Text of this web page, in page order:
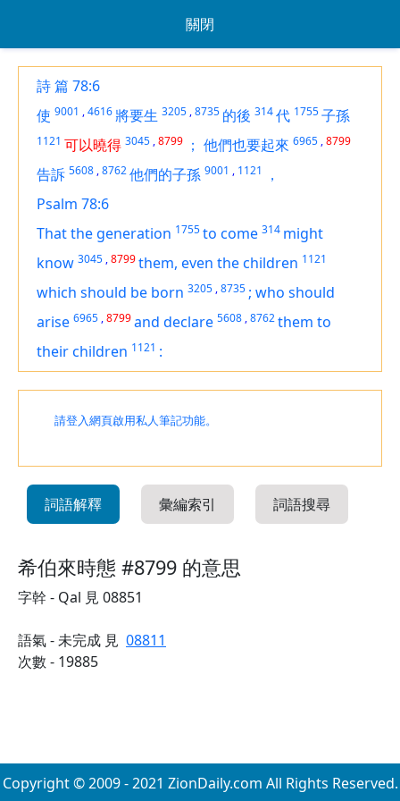
關閉
詩 篇 78:6
使 9001 ,4616 將要生 3205 ,8735 的後 314代 1755子孫
1121 可以曉得 3045 ,8799 ； 他們也要起來 6965 ,8799
告訴 5608 ,8762他們的子孫 9001 , 1121
，
Psalm 78:6
That the generation 1755to come 314 might
know 3045 ,8799them, even the children 1121
which should be born 3205 ,8735 ; who should
arise 6965 ,8799and declare 5608 ,8762them to
their children 1121 :
請登入網頁啟用私人筆記功能。
詞語解釋 彙編索引 詞語搜尋
希伯來時態 #8799 的意思
字幹 - Qal 見 08851
語氣 - 未完成 見 08811
次數 - 19885
Copyright © 2009 - 2021 ZionDaily.com All Rights Reserved.